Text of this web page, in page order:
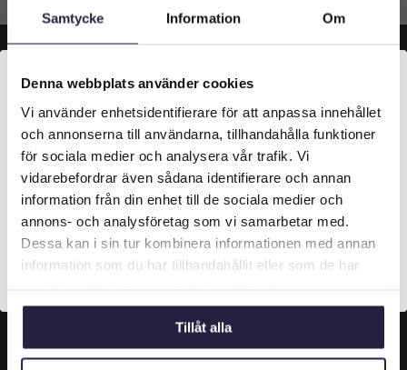
Samtycke Information Om
Denna webbplats använder cookies
Vi använder enhetsidentifierare för att anpassa innehållet
och annonserna till användarna, tillhandahålla funktioner
för sociala medier och analysera vår trafik. Vi
vidarebefordrar även sådana identifierare och annan
information från din enhet till de sociala medier och
annons- och analysföretag som vi samarbetar med.
Dessa kan i sin tur kombinera informationen med annan
information som du har tillhandahållit eller som de har
Tillåt alla

Grustagsgatan 13,
254 64 Helsingborg
 042-33 00 20
 info@webflower.se
SOCIALA MEDIER
Följ oss och gilla oss på sociala medier.
Välkommen till Webflower
Vilken typ av kund är du? Du kan alltid justera ditt val
längst upp på sidan.
Företagskund (exkl. moms)
Privatkund (inkl. moms)